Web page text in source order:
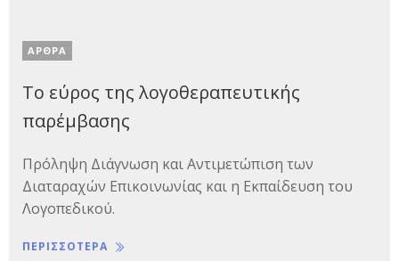
ΑΡΘΡΑ
Το εύρος της λογοθεραπευτικής
παρέμβασης
Πρόληψη Διάγνωση και Αντιμετώπιση των
Διαταραχών Επικοινωνίας και η Εκπαίδευση του
Λογοπεδικού.
ΠΕΡΙΣΣΟΤΕΡΑ